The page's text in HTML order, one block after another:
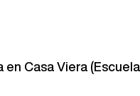
Casa Viera (Escuela